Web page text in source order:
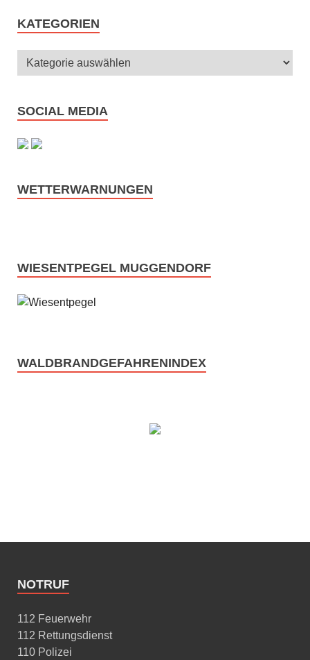
KATEGORIEN
SOCIAL MEDIA
WETTERWARNUNGEN
WIESENTPEGEL MUGGENDORF
WALDBRANDGEFAHRENINDEX
NOTRUF
112 Feuerwehr
112 Rettungsdienst
110 Polizei